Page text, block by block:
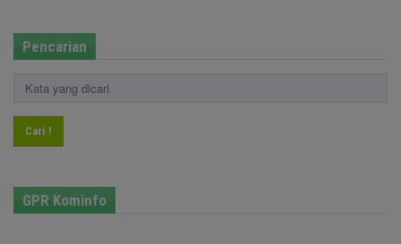
Pencarian
Cari !
GPR Kominfo